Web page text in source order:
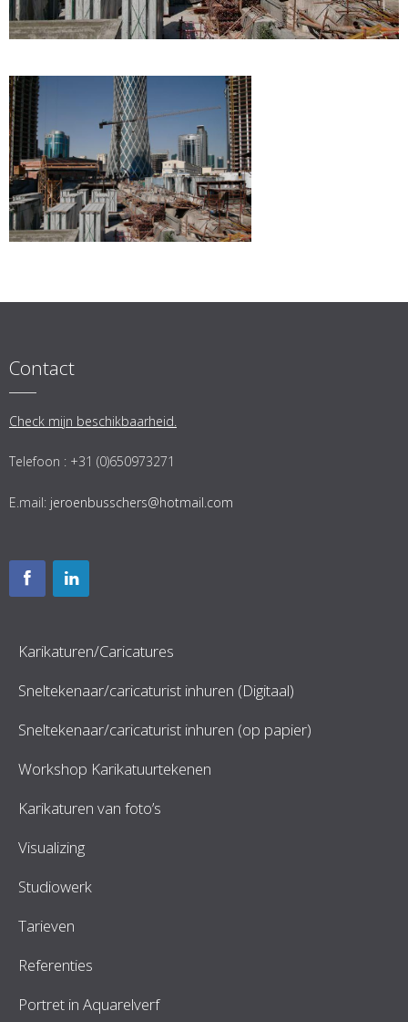
Contact
Check mijn beschikbaarheid.
Telefoon : +31 (0)650973271
E.mail: jeroenbusschers@hotmail.com
Karikaturen/Caricatures
Sneltekenaar/caricaturist inhuren (Digitaal)
Sneltekenaar/caricaturist inhuren (op papier)
Workshop Karikatuurtekenen
Karikaturen van foto’s
Visualizing
Studiowerk
Tarieven
Referenties
Portret in Aquarelverf